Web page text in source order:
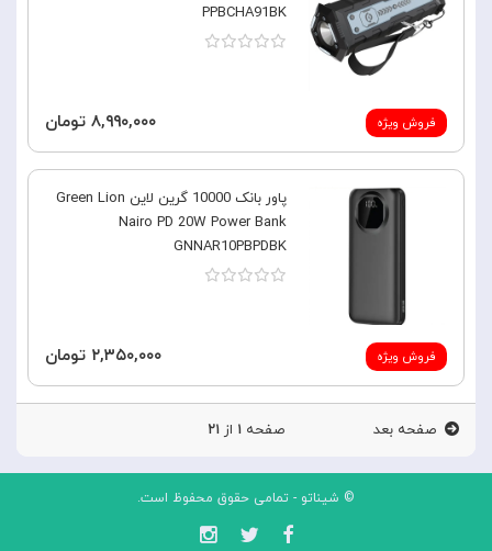
فروش ویژه
PPBCHA91BK
۸,۹۹۰,۰۰۰ تومان
فروش ویژه
پاور بانک 10000 گرین لاین Green Lion
Nairo PD 20W Power Bank
GNNAR10PBPDBK
۲,۳۵۰,۰۰۰ تومان
صفحه بعد صفحه ۱ از ۲۱
© شیناتو - تمامی حقوق محفوظ است.